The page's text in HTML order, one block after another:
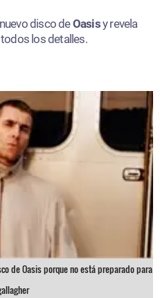
disco deOasisy revela
los detalles.
de Oasis porque no está preparado para